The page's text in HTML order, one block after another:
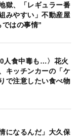
獄、「レギュラー番
みやすい」不動産屋
はの事情”
人食中毒も…〉花火
キッチンカーの「ケ
で注意したい食べ物
になるんだ」大久保